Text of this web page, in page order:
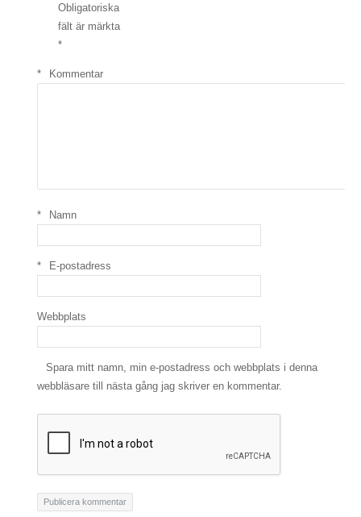
Obligatoriska
fält är märkta
*
Kommentar
*
Namn
*
E-postadress
*
Webbplats
Spara mitt namn, min e-postadress och webbplats i denna
webbläsare till nästa gång jag skriver en kommentar.